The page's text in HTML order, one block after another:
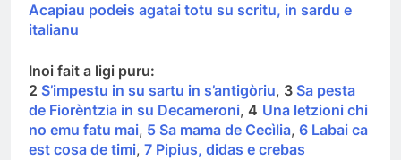
Acapiau podeis agatai totu su scritu, in sardu e
italianu
Inoi fait a ligi puru:
2 S’impestu in su sartu in s’antigòriu, 3 Sa pesta
de Fiorèntzia in su Decameroni, 4 Una letzioni chi
no emu fatu mai, 5 Sa mama de Cecìlia, 6 Labai ca
est cosa de timi, 7 Pipius, didas e crebas